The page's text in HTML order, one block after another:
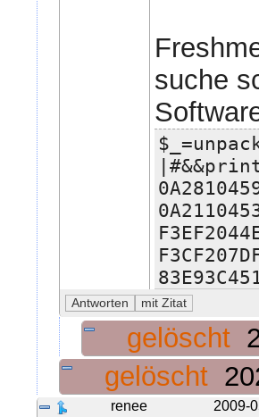
suche
gelöscht
gelöscht
renee 2009-